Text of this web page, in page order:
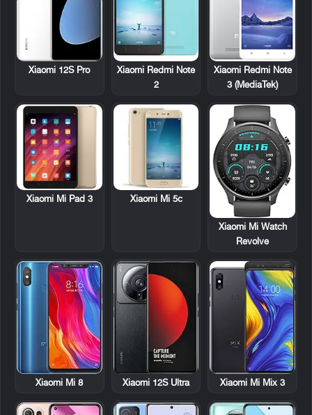
Xiaomi Redmi Note
3 (MediaTek)
Xiaomi Redmi Note
2
Xiaomi 12S Pro
Xiaomi Mi Watch
Revolve
Xiaomi Mi 5c
Xiaomi Mi Pad 3
Xiaomi Mi Mix 3
Xiaomi 12S Ultra
Xiaomi Mi 8